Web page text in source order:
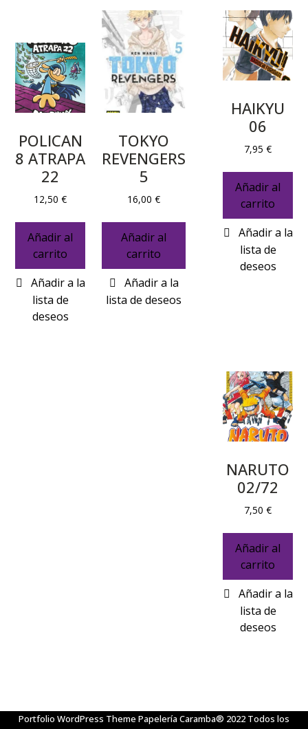
POLICAN
8 ATRAPA
22
12,50 €
Añadir al
carrito
HAIKYU
06
7,95 €
Añadir al
carrito
TOKYO
REVENGERS
5
16,00 €
Añadir al
carrito
NARUTO
02/72
7,50 €
Añadir al
carrito
Portfolio WordPress Theme Papelería Caramba® 2022 Todos los